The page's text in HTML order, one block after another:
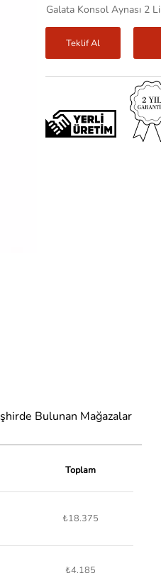
Galata Konsol Aynası 2 Li
Teklif Al
Bulunan Mağazalar
Toplam
₺18.375
₺4.185